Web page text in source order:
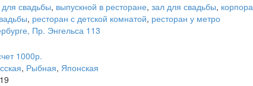
свадьбы, выпускной в ресторане, зал для свадьбы,
, ресторан с детской комнатой, ресторан у метро
Пр. Энгельса 113
1000р.
, Рыбная, Японская